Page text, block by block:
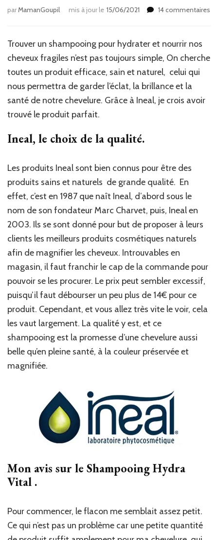
parMamanGoupil mis à jour le 15/06/2021 14 commentaires
Trouver un shampooing pour hydrater et nourrir nos
cheveux fragiles n’est pas toujours simple, On cherche
toutes un produit efficace, sain et naturel, celui qui
nous permettra de garder l’éclat, la brillance et la
santé de notre chevelure. Grâce à Ineal, je crois avoir
trouvé le produit parfait.
Ineal, le choix de la qualité.
Les produits Ineal sont bien connus pour être des
produits sains et naturels de grande qualité. En
effet, c’est en 1987 que naît Ineal, d’abord sous le
nom de son fondateur Marc Charvet, puis, Ineal en
2003. Ils se sont donné pour but de proposer à leurs
clients les meilleurs produits cosmétiques naturels
afin de magnifier les cheveux. Introuvables en
magasin, il faut franchir le cap de la commande pour
pouvoir se les procurer. Le prix peut sembler excessif,
puisqu’il faut débourser un peu plus de 14€ pour ce
produit. Cependant, et vous allez très vite le voir, cela
les vaut largement. La qualité y est, et ce
shampooing est la promesse d’une chevelure aussi
belle qu’en pleine santé, à la couleur préservée et
magnifiée.
Mon avis sur le Shampooing Hydra
Vital .
Pour commencer, le flacon me semblait assez petit.
Ce qui n’est pas un problème car une petite quantité